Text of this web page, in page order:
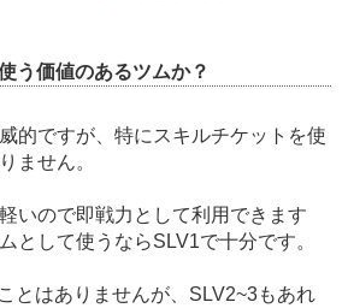
う価値のあるツムか？
的ですが、特にスキルチケットを使
ません。
いので即戦力として利用できます
として使うならSLV1で十分です。
とはありませんが、SLV2~3もあれ